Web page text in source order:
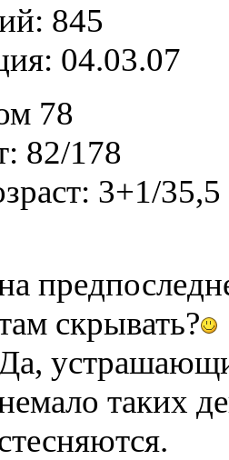
845
04.03.07
78
82/178
3+1/35,5
скрывать?
таких